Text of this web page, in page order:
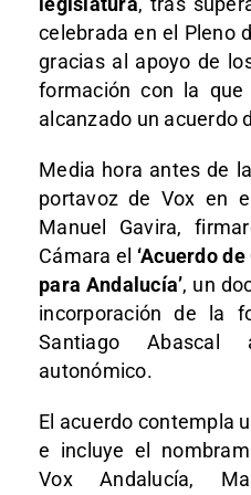
celebrada en el Pleno
gracias al apoyo de
formación con la
alcanzado un acuerdo
Media hora antes de
portavoz de Vox en
Manuel Gavira,
Cámara el ‘Acuerdo
para Andalucía’, un
incorporación de la
Santiago Abascal
autonómico.
El acuerdo contempla
e incluye el
Vox Andalucía,